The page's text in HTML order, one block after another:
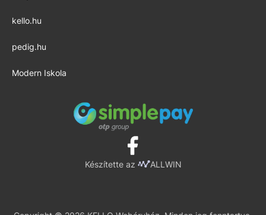
kello.hu
pedig.hu
Modern Iskola
Készítette az ALLWIN